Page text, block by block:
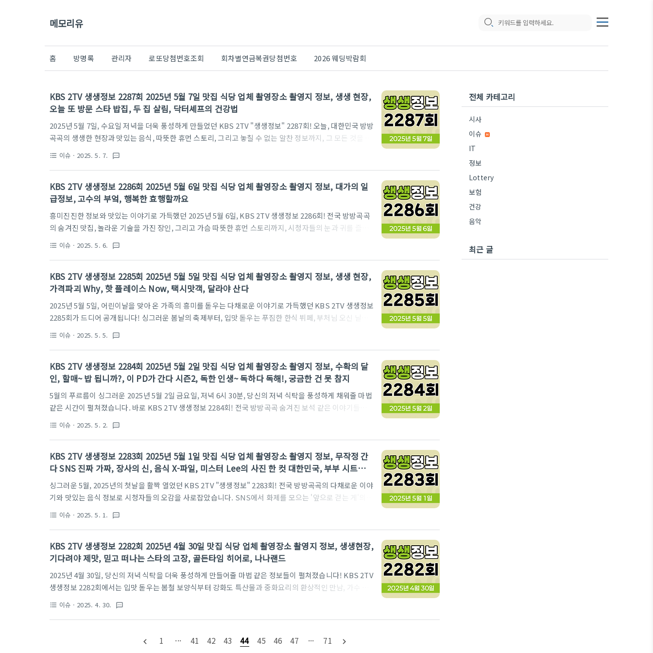
메모리유
홈 방명록 관리자 로또당첨번호조회 회차별연금복권당첨번호 2026 웨딩박람회
KBS 2TV 생생정보 2287회 2025년 5월 7일 맛집 식당 업체 촬영장소 촬영지 정보, 생생 현장,
오늘 또 방문 스타 밥집, 두 집 살림, 닥터셰프의 건강법
2025년 5월 7일, 수요일 저녁을 더욱 풍성하게 만들었던 KBS 2TV "생생정보" 2287회! 오늘, 대한민국 방방
곡곡의 생생한 현장과 맛있는 음식, 따뜻한 휴먼 스토리, 그리고 놓칠 수 없는 알찬 정보까지, 그 모든 것을 한
집, 봄기운 가득한 고창에서의 두 집 살림 이야기, 배우 이용녀의 감동적인 유기견 사랑, 그리고 닥터 셰프가
바로, 그 흥미진진한 세계 속으로 함께 빠져봅시다!방송 시간: 월-금 18:35 KBS 2TVKBS 2TV 생생정보 공
식 홈페이지 바로가기생생 현장소상공인을 위..
format_list_bulleted 이슈 · 2025. 5. 7. textsms
KBS 2TV 생생정보 2286회 2025년 5월 6일 맛집 식당 업체 촬영장소 촬영지 정보, 대가의 일
급정보, 고수의 부엌, 행복한 효행할까요
흥미진진한 정보와 맛있는 이야기로 가득했던 2025년 5월 6일, KBS 2TV 생생정보 2286회! 전국 방방곡곡
의 숨겨진 맛집, 놀라운 기술을 가진 장인, 그리고 가슴 따뜻한 휴먼 스토리까지, 시청자들의 눈과 귀를 즐겁
의 콜라보를 맛볼 수 있는 '고수의 부엌', 춘천의 매력을 듬뿍 담은 '행복한 효행할까요?' 코너는 시청자들의
어보며, 여러분의 궁금증을 시원하게 풀어드리겠습니다!방송 시간: 월-금 18:35 KBS 2TVKBS 2TV 생생정
보 공식 홈페이지 바로가기대가의 일급정보정성으로 다진..
format_list_bulleted 이슈 · 2025. 5. 6. textsms
KBS 2TV 생생정보 2285회 2025년 5월 5일 맛집 식당 업체 촬영장소 촬영지 정보, 생생 현장,
가격파괴 Why, 핫 플레이스 Now, 택시맛객, 달라야 산다
2025년 5월 5일, 어린이날을 맞아 온 가족의 흥미를 돋우는 다채로운 이야기로 가득했던 KBS 2TV 생생정보
2285회가 드디어 공개됩니다! 싱그러운 봄날의 축제부터, 입맛 돋우는 푸짐한 한식 뷔페, 부처님 오신 날을
이야기까지! 오늘 하루, 생생정보는 여러분의 오감을 만족시킬 황홀한 정보의 향연을 펼쳐냅니다. 지금 바로
2TVKBS 2TV 생생정보 공식 홈페이지 바로가기생생 현장K-봄바람이 분다 서울 스프링 페스타서울스프링
페스타 기간 2025.04.30. (수) - 2025.0..
format_list_bulleted 이슈 · 2025. 5. 5. textsms
KBS 2TV 생생정보 2284회 2025년 5월 2일 맛집 식당 업체 촬영장소 촬영지 정보, 수확의 달
인, 할매~ 밥 됩니까?, 이 PD가 간다 시즌2, 독한 인생~ 독하다 독해!, 궁금한 건 못 참지
5월의 푸르름이 싱그러운 2025년 5월 2일 금요일, 저녁 6시 30분, 당신의 저녁 식탁을 풍성하게 채워줄 마법
같은 시간이 펼쳐졌습니다. 바로 KBS 2TV 생생정보 2284회! 전국 방방곡곡 숨겨진 보석 같은 이야기들을
의 달인, 해순 할매의 모리국수, 이 PD가 간다!의 합천 황매산과 생초국제조각공원, 애견 미용계의 미다스의
으로 함께 빠져볼까요?방송 시간: 월-금 18:35 KBS 2TVKBS 2TV 생생정보 공식 홈페이지 바로가기수확의
달인전복 수확의 달인은영씨의 꽃피는 바다 네이버 검..
format_list_bulleted 이슈 · 2025. 5. 2. textsms
KBS 2TV 생생정보 2283회 2025년 5월 1일 맛집 식당 업체 촬영장소 촬영지 정보, 무작정 간
다 SNS 진짜 가짜, 장사의 신, 음식 X-파일, 미스터 Lee의 사진 한 컷 대한민국, 부부 시트콤
사랑이 뭐길래
싱그러운 5월, 2025년의 첫날을 활짝 열었던 KBS 2TV "생생정보" 2283회! 전국 방방곡곡의 다채로운 이야
기와 맛있는 음식 정보로 시청자들의 오감을 사로잡았습니다. SNS에서 화제를 모으는 '앞으로 걷는 게'의
맛, 그리고 아름다운 담양의 풍경까지! 5월 1일, 당신의 저녁 식탁을 풍성하게 채워줄 생생한 정보들을 지금
SNS 진짜 가짜앞으로 걷는 게가 있다마시안어촌체험휴양마을 네이버 검색 바로가기 주소: 인천 중구 덕교
동 문의: 032-746-3093 Link: h..
format_list_bulleted 이슈 · 2025. 5. 1. textsms
KBS 2TV 생생정보 2282회 2025년 4월 30일 맛집 식당 업체 촬영장소 촬영지 정보, 생생현장,
기다려야 제맛, 믿고 떠나는 스타의 고장, 골든타임 히어로, 나나랜드
2025년 4월 30일, 당신의 저녁 식탁을 더욱 풍성하게 만들어줄 마법 같은 정보들이 펼쳐졌습니다! KBS 2TV
생생정보 2282회에서는 입맛 돋우는 봄철 보양식부터 강화도 특산물과 중화요리의 환상적인 만남, 가수 홍
코너들이 시청자들의 눈과 귀를 사로잡았습니다. 특히 이번 방송에서는 치매 어르신 수색 골든 타임을 잡은
보며, 당신의 일상에 활력을 불어넣어 보세요!방송 시간: 월-금 18:35 KBS 2TVKBS 2TV 생생정보 공식 홈
페이지 바로가기생생현장입맛 살리는 봄철 보양식백년오리정 양주본점..
format_list_bulleted 이슈 · 2025. 4. 30. textsms
navigate_before 1 ··· 41 42 43 44 45 46 47 ··· 71 navigate_next
전체 카테고리
시사
이슈
IT
정보
Lottery
보험
건강
음악
최근 글